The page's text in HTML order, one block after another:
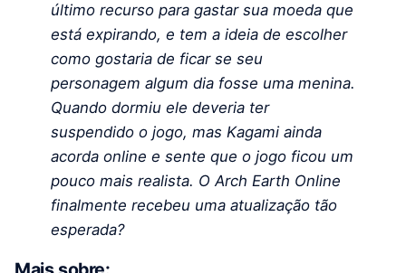
último recurso para gastar sua moeda que
está expirando, e tem a ideia de escolher
como gostaria de ficar se seu
personagem algum dia fosse uma menina.
Quando dormiu ele deveria ter
suspendido o jogo, mas Kagami ainda
acorda online e sente que o jogo ficou um
pouco mais realista. O Arch Earth Online
finalmente recebeu uma atualização tão
esperada?